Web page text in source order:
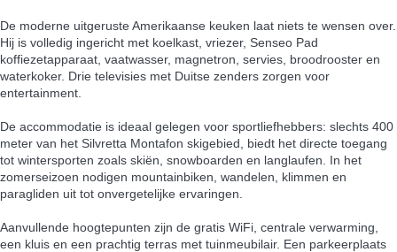
De moderne uitgeruste Amerikaanse keuken laat niets te wensen over.
Hij is volledig ingericht met koelkast, vriezer, Senseo Pad
koffiezetapparaat, vaatwasser, magnetron, servies, broodrooster en
waterkoker. Drie televisies met Duitse zenders zorgen voor
entertainment.
De accommodatie is ideaal gelegen voor sportliefhebbers: slechts 400
meter van het Silvretta Montafon skigebied, biedt het directe toegang
tot wintersporten zoals skiën, snowboarden en langlaufen. In het
zomerseizoen nodigen mountainbiken, wandelen, klimmen en
paragliden uit tot onvergetelijke ervaringen.
Aanvullende hoogtepunten zijn de gratis WiFi, centrale verwarming,
een kluis en een prachtig terras met tuinmeubilair. Een parkeerplaats